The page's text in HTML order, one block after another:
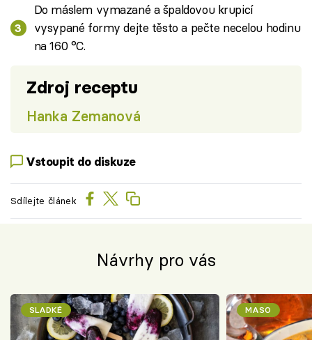
Do máslem vymazané a špaldovou krupicí
vysypané formy dejte těsto a pečte necelou hodinu
na 160 °C.
Zdroj receptu
Hanka Zemanová
Vstoupit do diskuze
Sdílejte článek
Návrhy pro vás
SLADKÉ MASO